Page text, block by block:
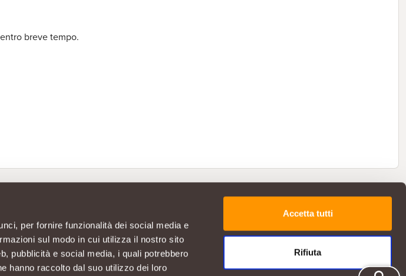
per fornire funzionalità dei social media e
sul modo in cui utilizza il nostro sito
pubblicità e social media, i quali potrebbero
hanno raccolto dal suo utilizzo dei loro
Accetta tutti
Rifiuta
breve tempo.